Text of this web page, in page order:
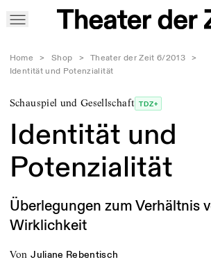
Home > Shop > Theater der Zeit 6/2013
>
Identität und Potenzialität
Schauspiel und Gesellschaft TDZ+
Identität und
Potenzialität
Überlegungen zum Verhältnis
Wirklichkeit
von Juliane Rebentisch